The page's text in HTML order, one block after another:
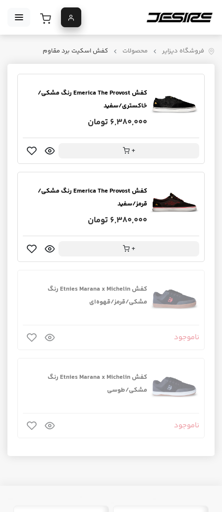
فروشگاه دیزایر محصولات کفش اسکیت برد مقاوم
کفش Emerica The Provost رنگ مشکی/
خاکستری/سفید
6,380,000 تومان
+
کفش Emerica The Provost رنگ مشکی/
قرمز/سفید
6,380,000 تومان
+
کفش Etnies Marana x Michelin رنگ
مشکی/قرمز/قهوه‌ای
ناموجود
کفش Etnies Marana x Michelin رنگ
مشکی/طوسی
ناموجود